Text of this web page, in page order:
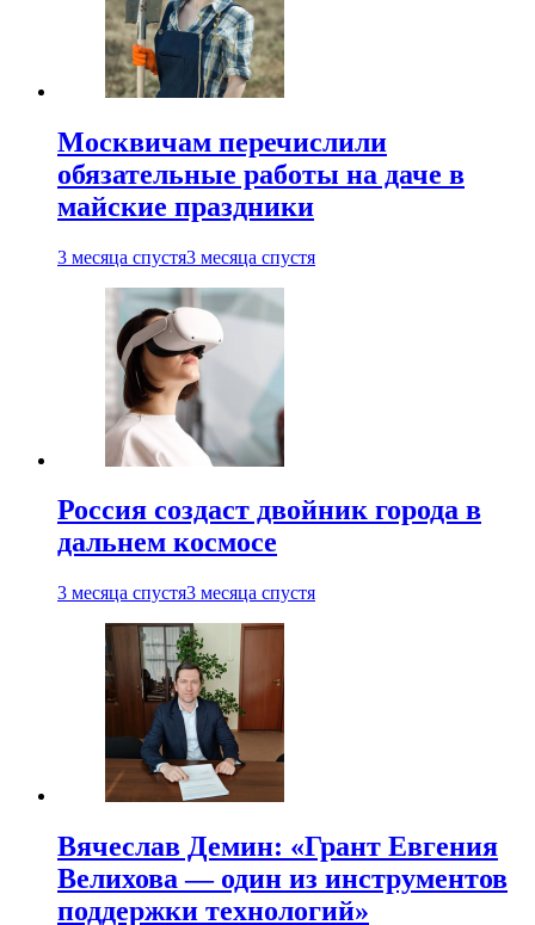
Москвичам перечислили
обязательные работы на даче в
майские праздники
3 месяца спустя3 месяца спустя
Россия создаст двойник города в
дальнем космосе
3 месяца спустя3 месяца спустя
Вячеслав Демин: «Грант Евгения
Велихова — один из инструментов
поддержки технологий»